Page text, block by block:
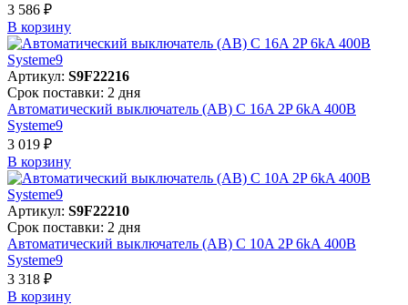
3 586 ₽
В корзинy
Артикул: S9F22216
Срок поставки: 2 дня
Автоматический выключатель (АВ) C 16A 2P 6kA 400В
Systeme9
3 019 ₽
В корзинy
Артикул: S9F22210
Срок поставки: 2 дня
Автоматический выключатель (АВ) C 10A 2P 6kA 400В
Systeme9
3 318 ₽
В корзинy